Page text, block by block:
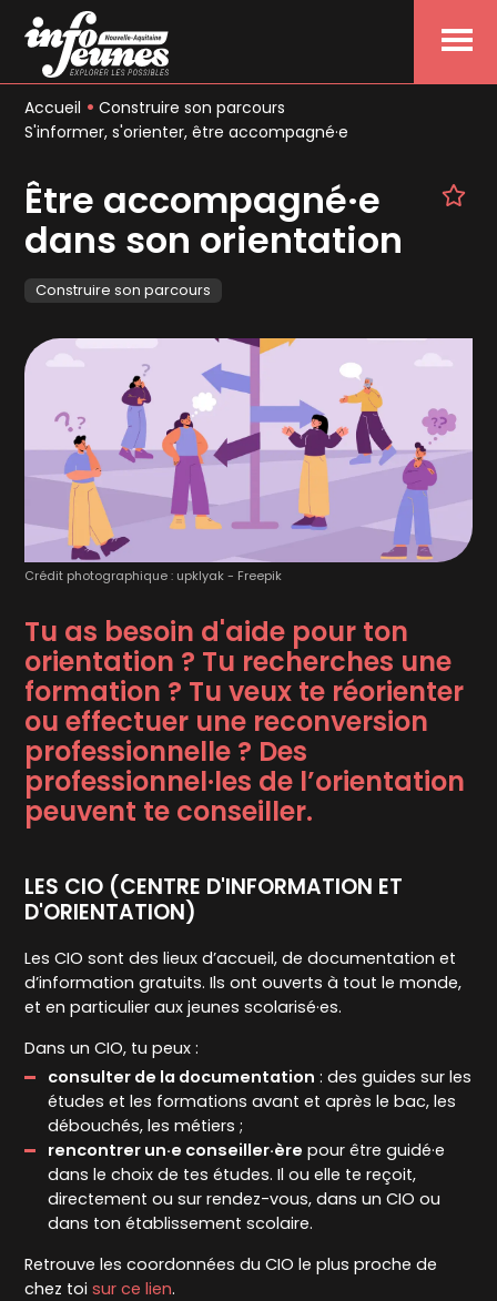
Menu
Accueil
Construire son parcours
S'informer, s'orienter, être accompagné·e
Être accompagné·e
dans son orientation
Construire son parcours
Crédit photographique : upklyak - Freepik
Tu as besoin d'aide pour ton
orientation ? Tu recherches une
formation ? Tu veux te réorienter
ou effectuer une reconversion
professionnelle ? Des
professionnel·les de l’orientation
peuvent te conseiller.
LES CIO (CENTRE D'INFORMATION ET
D'ORIENTATION)
Les CIO sont des lieux d’accueil, de documentation et
d’information gratuits. Ils ont ouverts à tout le monde,
et en particulier aux jeunes scolarisé·es.
Dans un CIO, tu peux :
consulter de la documentation : des guides sur les
études et les formations avant et après le bac, les
débouchés, les métiers ;
rencontrer un·e conseiller·ère pour être guidé·e
dans le choix de tes études. Il ou elle te reçoit,
directement ou sur rendez-vous, dans un CIO ou
dans ton établissement scolaire.
Retrouve les coordonnées du CIO le plus proche de
chez toisur ce lien.